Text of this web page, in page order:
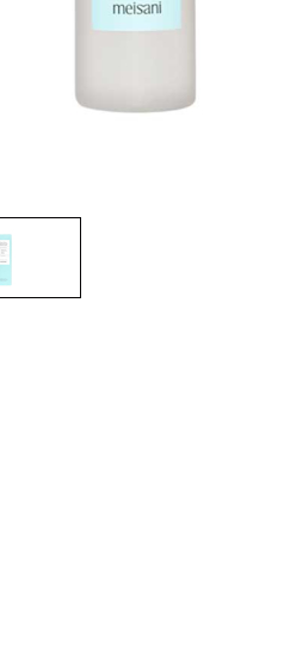
einsehen.
BENUTZERKONTO